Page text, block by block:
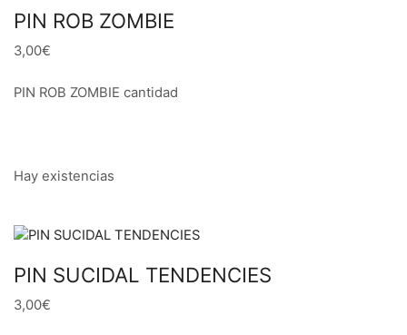
PIN ROB ZOMBIE
3,00€
PIN ROB ZOMBIE cantidad
Hay existencias
PIN SUCIDAL TENDENCIES
3,00€